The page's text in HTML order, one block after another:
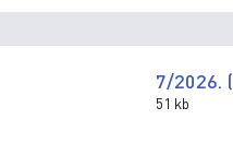
7/2026.
51 kb